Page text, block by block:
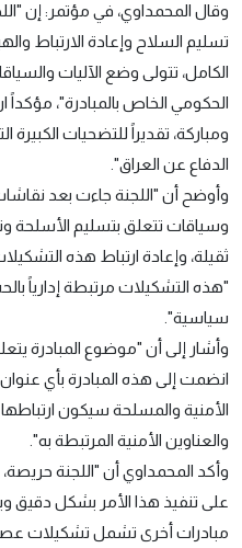
وقال المحمداوي، في مؤتمر: إن
تسليم السلاح وإعادة الارتباط
الكامل، تتولى وضع الآليات
الحكومي الخاص بالمبادرة"،
ومباركة، تقديراً للتضحيات الكبيرة
الدفاع عن العراق".
وأوضح أن "اللجنة جاءت بعد
وسياقات تتعلق بتسليم الأسلحة
ثقيلة، وإعادة ارتباط هذه
"هذه التشكيلات مرتبطة إدارياً
سياسية".
وأشار إلى أن "موضوع المبادرة
انضمت إلى هذه المبادرة بأي
الأمنية والمسلحة سيكون
والعناوين الأمنية المرتبطة به".
وأكد المحمداوي أن "اللجنة
على تنفيذ هذا الأمر بشكل دقيق
مبادرات أخرى تشمل تشكيلات